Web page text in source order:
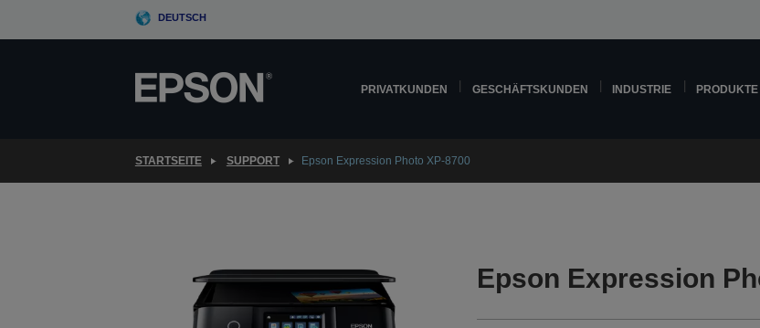
DEUTSCH
PRIVATKUNDEN GESCHÄFTSKUNDEN INDUSTRIE PRODUKTE
STARTSEITE SUPPORT Epson Expression Photo XP-8700
Epson Expression